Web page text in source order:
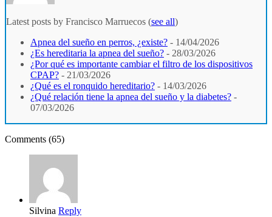
Latest posts by Francisco Marruecos (see all)
Apnea del sueño en perros, ¿existe? - 14/04/2026
¿Es hereditaria la apnea del sueño? - 28/03/2026
¿Por qué es importante cambiar el filtro de los dispositivos
CPAP? - 21/03/2026
¿Qué es el ronquido hereditario? - 14/03/2026
¿Qué relación tiene la apnea del sueño y la diabetes? -
07/03/2026
Comments (65)
Silvina Reply